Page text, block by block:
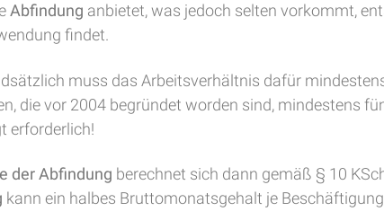
Abfindung anbietet, was jedoch selten vorkommt,
findet.
muss das Arbeitsverhältnis dafür
die vor 2004 begründet worden sind, mindestens
erforderlich!
der Abfindung berechnet sich dann gemäß § 10
kann ein halbes Bruttomonatsgehalt je